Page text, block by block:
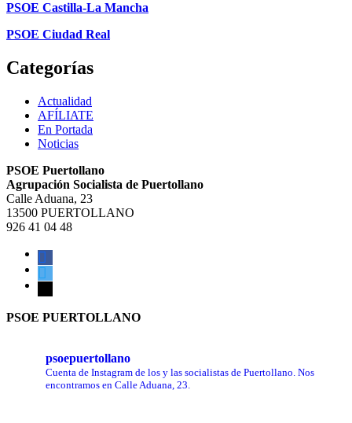
PSOE Castilla-La Mancha
PSOE Ciudad Real
Categorías
Actualidad
AFÍLIATE
En Portada
Noticias
PSOE Puertollano
Agrupación Socialista de Puertollano
Calle Aduana, 23
13500 PUERTOLLANO
926 41 04 48
facebook
twitter
mail
PSOE PUERTOLLANO
psoepuertollano
Cuenta de Instagram de los y las socialistas de Puertollano. Nos
encontramos en Calle Aduana, 23.